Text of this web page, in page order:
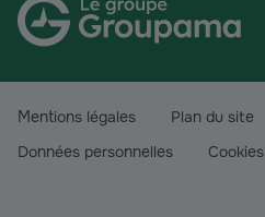
Mentions légales
Plan du site
Données personnelles
Cookies